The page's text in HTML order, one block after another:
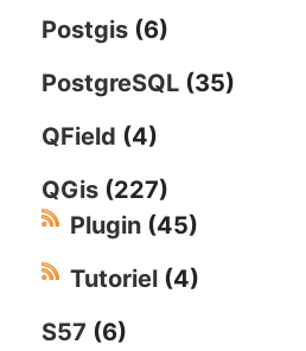
Postgis (6)
PostgreSQL (35)
QField (4)
QGis (227)
Plugin (45)
Tutoriel (4)
S57 (6)